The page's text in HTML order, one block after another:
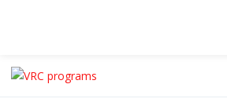
Skip to navigation
Skip to content